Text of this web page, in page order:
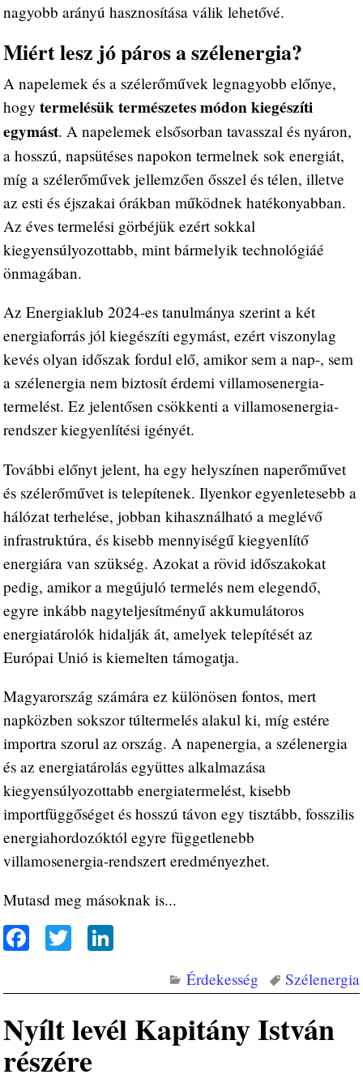
nagyobb arányú hasznosítása válik lehetővé.
Miért lesz jó páros a szélenergia?
A napelemek és a szélerőművek legnagyobb előnye,
hogytermelésük természetes módon kiegészíti
egymást. A napelemek elsősorban tavasszal és nyáron,
a hosszú, napsütéses napokon termelnek sok energiát,
míg a szélerőművek jellemzően ősszel és télen, illetve
az esti és éjszakai órákban működnek hatékonyabban.
Az éves termelési görbéjük ezért sokkal
kiegyensúlyozottabb, mint bármelyik technológiáé
önmagában.
Az Energiaklub 2024-es tanulmánya szerint a két
energiaforrás jól kiegészíti egymást, ezért viszonylag
kevés olyan időszak fordul elő, amikor sem a nap-, sem
a szélenergia nem biztosít érdemi villamosenergia-
termelést. Ez jelentősen csökkenti a villamosenergia-
rendszer kiegyenlítési igényét.
További előnyt jelent, ha egy helyszínen naperőművet
és szélerőművet is telepítenek. Ilyenkor egyenletesebb a
hálózat terhelése, jobban kihasználható a meglévő
infrastruktúra, és kisebb mennyiségű kiegyenlítő
energiára van szükség. Azokat a rövid időszakokat
pedig, amikor a megújuló termelés nem elegendő,
egyre inkább nagyteljesítményű akkumulátoros
energiatárolók hidalják át, amelyek telepítését az
Európai Unió is kiemelten támogatja.
Magyarország számára ez különösen fontos, mert
napközben sokszor túltermelés alakul ki, míg estére
importra szorul az ország. A napenergia, a szélenergia
és az energiatárolás együttes alkalmazása
kiegyensúlyozottabb energiatermelést, kisebb
importfüggőséget és hosszú távon egy tisztább, fosszilis
energiahordozóktól egyre függetlenebb
villamosenergia-rendszert eredményezhet.
Mutasd meg másoknak is...
Fa
bo
ok
T
tte
r
ed
In
Érdekesség Szélenergia
Nyílt levél Kapitány István
részére